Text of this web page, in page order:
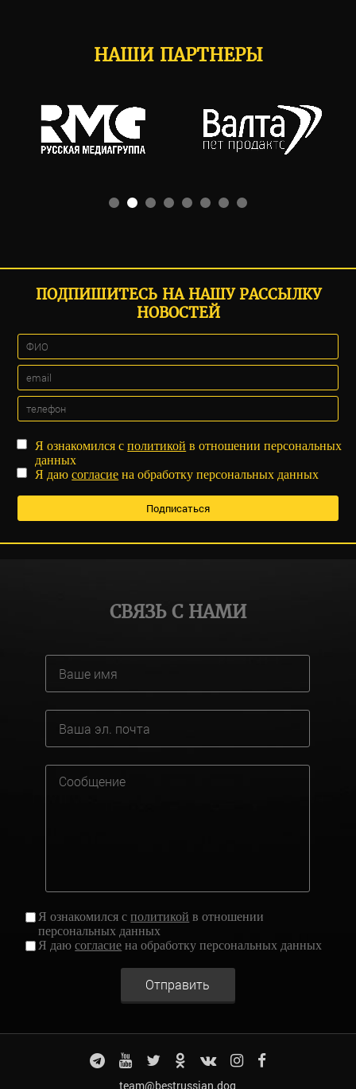
НАШИ ПАРТНЕРЫ
ПОДПИШИТЕСЬ НА НАШУ РАССЫЛКУ
НОВОСТЕЙ
Я ознакомился сполитикой в отношении персональных
данных
Я даюсогласие на обработку персональных данных
СВЯЗЬ С НАМИ
Я ознакомился сполитикой в отношении
персональных данных
Я даюсогласие на обработку персональных данных
Отправить
team@bestrussian.dog